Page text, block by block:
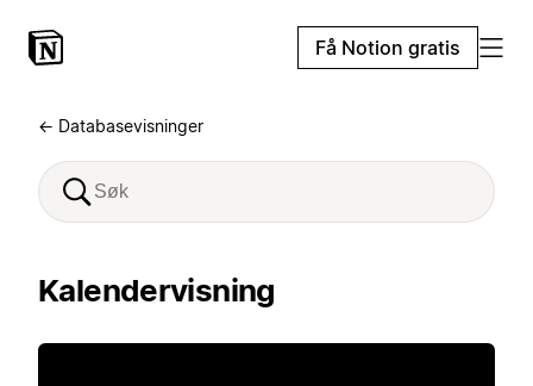
Få Notion gratis
← Databasevisninger
Kalendervisning